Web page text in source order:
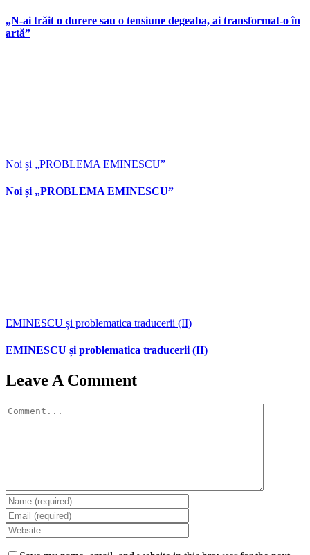
„N-ai trăit o durere sau o tensiune degeaba, ai transformat-o în
artă”
Noi și „PROBLEMA EMINESCU”
Noi și „PROBLEMA EMINESCU”
EMINESCU și problematica traducerii (II)
EMINESCU și problematica traducerii (II)
Leave A Comment
Comment